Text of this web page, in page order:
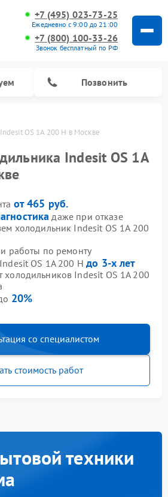
+7 (495) 023-73-25
Ежедневно с 9:00 до 21:00
+7 (800) 100-33-26
Звонок бесплатный по РФ
Позвонить
OS 1A 200 H в Москве
Indesit OS 1A
от 465 руб.
даже при отказе
холодильник Indesit OS 1A 200
работы по ремонту
OS 1A 200 Hдо 3-х лет
Indesit OS 1A 200
20%
со специалистом
стоимость работ
техники